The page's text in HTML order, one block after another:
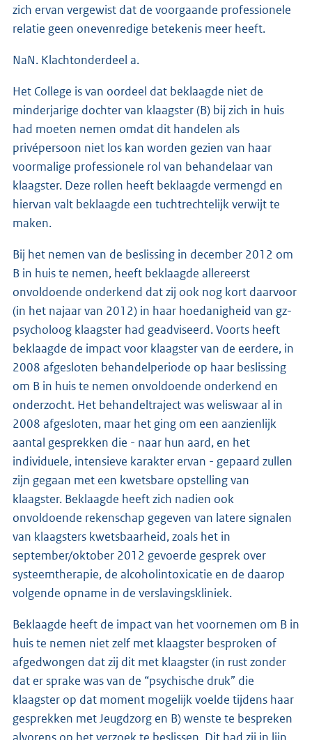
zich ervan vergewist dat de voorgaande professionele
relatie geen onevenredige betekenis meer heeft.
NaN. Klachtonderdeel a.
Het College is van oordeel dat beklaagde niet de
minderjarige dochter van klaagster (B) bij zich in huis
had moeten nemen omdat dit handelen als
privépersoon niet los kan worden gezien van haar
voormalige professionele rol van behandelaar van
klaagster. Deze rollen heeft beklaagde vermengd en
hiervan valt beklaagde een tuchtrechtelijk verwijt te
maken.
Bij het nemen van de beslissing in december 2012 om
B in huis te nemen, heeft beklaagde allereerst
onvoldoende onderkend dat zij ook nog kort daarvoor
(in het najaar van 2012) in haar hoedanigheid van gz-
psycholoog klaagster had geadviseerd. Voorts heeft
beklaagde de impact voor klaagster van de eerdere, in
2008 afgesloten behandelperiode op haar beslissing
om B in huis te nemen onvoldoende onderkend en
onderzocht. Het behandeltraject was weliswaar al in
2008 afgesloten, maar het ging om een aanzienlijk
aantal gesprekken die - naar hun aard, en het
individuele, intensieve karakter ervan - gepaard zullen
zijn gegaan met een kwetsbare opstelling van
klaagster. Beklaagde heeft zich nadien ook
onvoldoende rekenschap gegeven van latere signalen
van klaagsters kwetsbaarheid, zoals het in
september/oktober 2012 gevoerde gesprek over
systeemtherapie, de alcoholintoxicatie en de daarop
volgende opname in de verslavingskliniek.
Beklaagde heeft de impact van het voornemen om B in
huis te nemen niet zelf met klaagster besproken of
afgedwongen dat zij dit met klaagster (in rust zonder
dat er sprake was van de “psychische druk” die
klaagster op dat moment mogelijk voelde tijdens haar
gesprekken met Jeugdzorg en B) wenste te bespreken